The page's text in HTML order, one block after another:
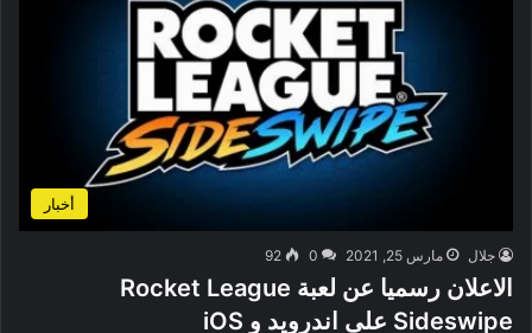
أخبار
جلال مارس 25, 2021 0
92
الاعلان رسميا عن لعبة Rocket League
Sideswipe على اندرويد و iOS